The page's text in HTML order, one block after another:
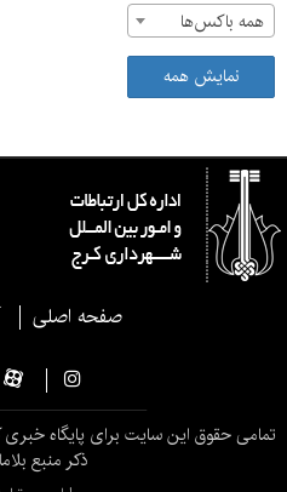
همه باکس‌ها
نمایش همه
صفحه اصلی
تمامی حقوق این سایت برای پایگاه
ذکر منبع